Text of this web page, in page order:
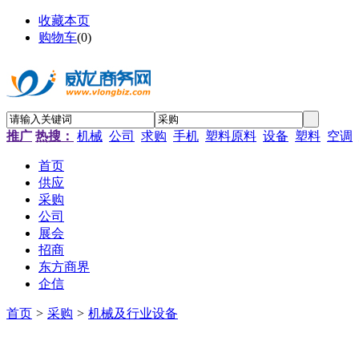
收藏本页
购物车(0)
推广 热搜： 机械 公司 求购 手机 塑料原料 设备 塑料 空调
首页
供应
采购
公司
展会
招商
东方商界
企信
首页 > 采购 > 机械及行业设备